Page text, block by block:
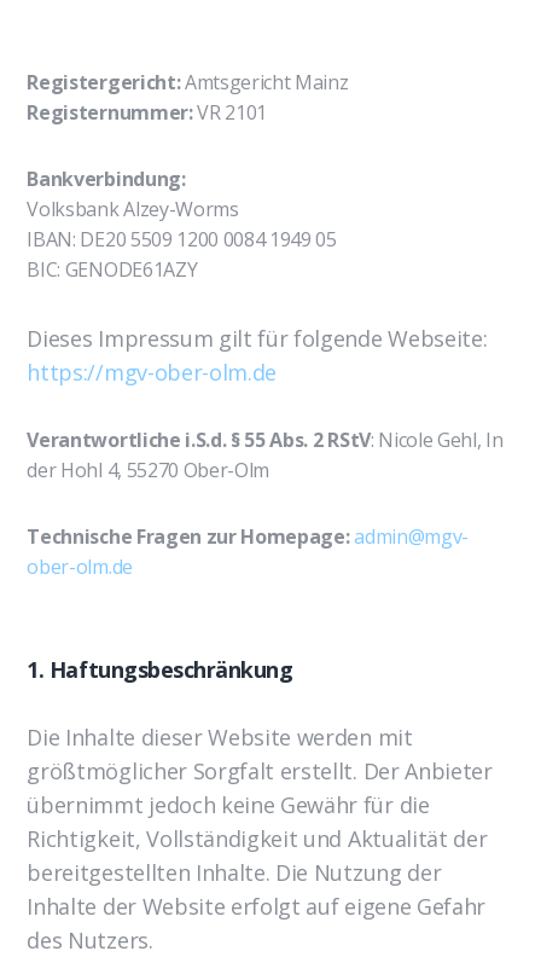
Registergericht:Amtsgericht Mainz
Registernummer:VR 2101
Bankverbindung:
Volksbank Alzey-Worms
IBAN: DE20 5509 1200 0084 1949 05
BIC: GENODE61AZY
Dieses Impressum gilt für folgende Webseite:
https://mgv-ober-olm.de
Verantwortliche i.S.d. § 55 Abs. 2 RStV: Nicole Gehl, In
der Hohl 4, 55270 Ober-Olm
Technische Fragen zur Homepage:admin@mgv-
ober-olm.de
1. Haftungsbeschränkung
Die Inhalte dieser Website werden mit
größtmöglicher Sorgfalt erstellt. Der Anbieter
übernimmt jedoch keine Gewähr für die
Richtigkeit, Vollständigkeit und Aktualität der
bereitgestellten Inhalte. Die Nutzung der
Inhalte der Website erfolgt auf eigene Gefahr
des Nutzers.